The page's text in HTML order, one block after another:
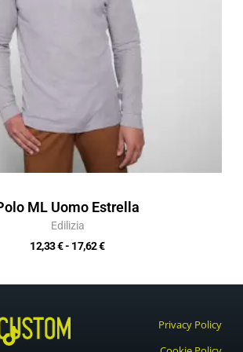
ML Uomo Estrella
Edilizia
12,33€- 17,62€
Privacy Policy